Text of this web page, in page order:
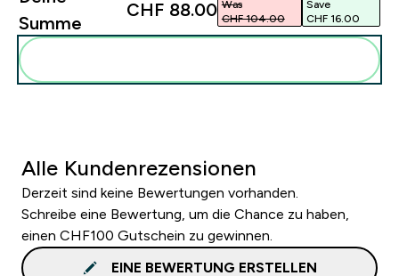
Summe
CHF 88.00‎ Was
CHF 104.00‎
Save
CHF 16.00‎
Alle Kundenrezensionen
Derzeit sind keine Bewertungen vorhanden.
Schreibe eine Bewertung, um die Chance zu haben,
einen CHF100 Gutschein zu gewinnen.
EINE BEWERTUNG ERSTELLEN